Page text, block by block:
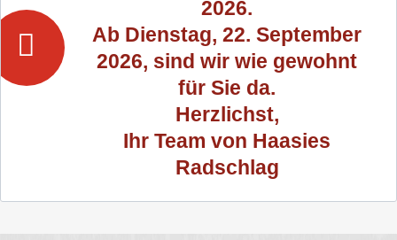
2026.
Ab Dienstag, 22. September
2026, sind wir wie gewohnt
für Sie da.
Herzlichst,
Ihr Team von Haasies
Radschlag